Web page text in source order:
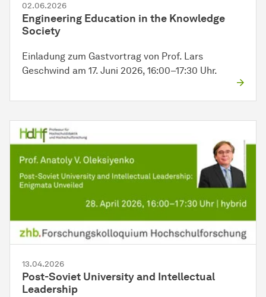
02.06.2026
Engineering Education in the Knowledge
Society
Einladung zum Gastvortrag von Prof. Lars
Geschwind am 17. Juni 2026, 16:00–17:30 Uhr.
13.04.2026
Post-Soviet University and Intellectual
Leadership